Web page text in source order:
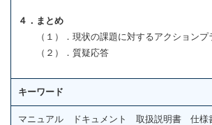
４．まとめ
（１）．現状の課題に対するアクションプ
（２）．質疑応答
キーワード
マニュアル ドキュメント 取扱説明書 仕